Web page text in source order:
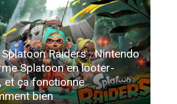
Raiders : Nintendo
Splatoon en looter-
et ça fonctionne
bien